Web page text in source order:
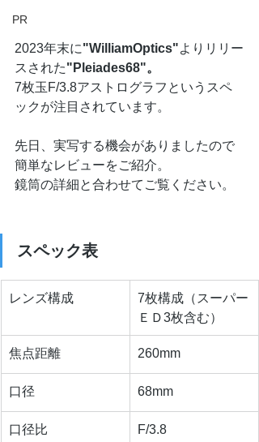
PR
2023年末に"WilliamOptics"よりリリー
スされた"Pleiades68"。
7枚玉F/3.8アストログラフというスペ
ックが注目されています。
先日、実写する機会がありましたので
簡単なレビューをご紹介。
鏡筒の詳細と合わせてご覧ください。
スペック表
レンズ構成
7枚構成（スーパー
ＥＤ3枚含む）
焦点距離 260mm
口径 68mm
口径比 F/3.8